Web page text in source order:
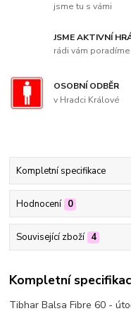
jsme tu s vámi
JSME AKTIVNÍ
rádi vám poradíme
OSOBNÍ ODBĚR
v Hradci Králové
Kompletní specifikace
Hodnocení 0
Související zboží 4
Kompletní
Tibhar Balsa Fibre 60 -